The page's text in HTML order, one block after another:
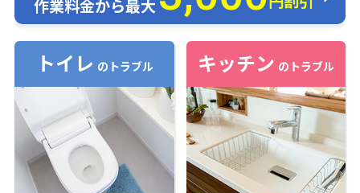
作業料金から最大
トイレ のトラブル キッチン のトラブル